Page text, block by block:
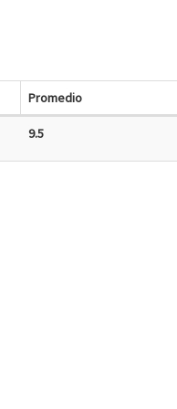
Promedio
9.5